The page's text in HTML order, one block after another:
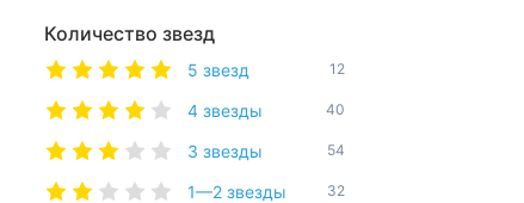
Количество звезд
5 звезд 12
4 звезды 40
3 звезды 54
1—2 звезды 32